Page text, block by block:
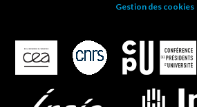
Gestion des cookies